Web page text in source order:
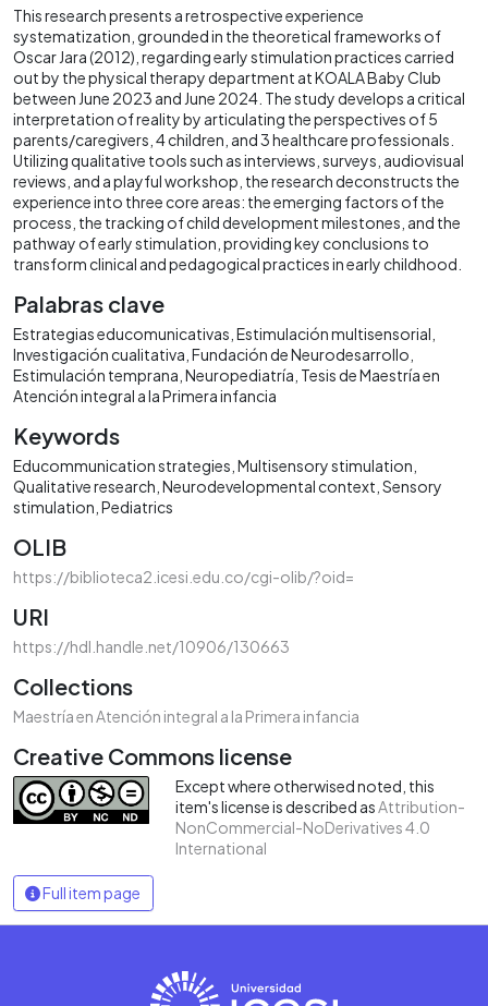
This research presents a retrospective experience
systematization, grounded in the theoretical frameworks of
Oscar Jara (2012), regarding early stimulation practices carried
out by the physical therapy department at KOALA Baby Club
between June 2023 and June 2024. The study develops a critical
interpretation of reality by articulating the perspectives of 5
parents/caregivers, 4 children, and 3 healthcare professionals.
Utilizing qualitative tools such as interviews, surveys, audiovisual
reviews, and a playful workshop, the research deconstructs the
experience into three core areas: the emerging factors of the
process, the tracking of child development milestones, and the
pathway of early stimulation, providing key conclusions to
transform clinical and pedagogical practices in early childhood.
Palabras clave
Estrategias educomunicativas Estimulación multisensorial
Investigación cualitativa Fundación de Neurodesarrollo
Estimulación temprana Neuropediatría Tesis de Maestría en
Atención integral a la Primera infancia
Keywords
Educommunication strategies Multisensory stimulation
Qualitative research Neurodevelopmental context Sensory
stimulation Pediatrics
OLIB
https://biblioteca2.icesi.edu.co/cgi-olib/?oid=
URI
https://hdl.handle.net/10906/130663
Collections
Maestría en Atención integral a la Primera infancia
Creative Commons license
Except where otherwised noted, this
item's license is described asAttribution-
NonCommercial-NoDerivatives 4.0
International
Full item page